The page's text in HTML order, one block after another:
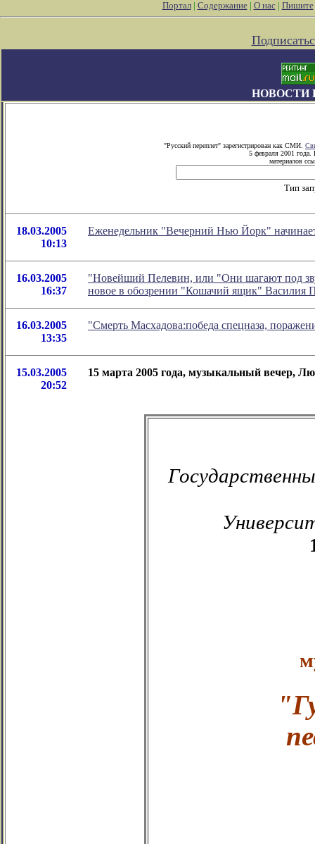
Портал| Содержание| О нас| Пишите
НОВОСТИ
"Русский переплет" зарегистрирован как СМИ.
5 февраля 2001 года.
материалов
Тип
18.03.2005
10:13
Еженедельник "Вечерний Нью Йорк"
16.03.2005
16:37
"Новейший Пелевин, или "Они шагают под
новое в обозрении "Кошачий ящик" Василия
16.03.2005
13:35
"Смерть Масхадова:победа спецназа,
15.03.2005
20:52
15 марта 2005 года, музыкальный вечер,